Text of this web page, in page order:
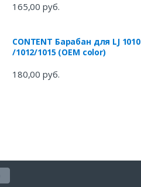
165,00 руб.
CONTENT Барабан для LJ 1010
/1012/1015 (OEM color)
180,00 руб.